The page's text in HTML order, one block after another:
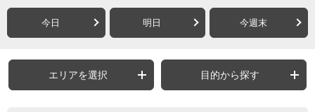
今日 明日 今週末
エリアを選択 目的から探す